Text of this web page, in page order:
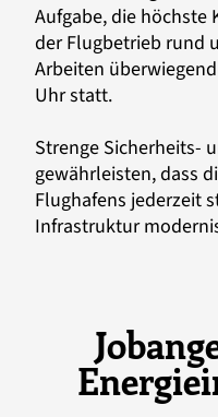
Aufgabe, die höchste
der Flugbetrieb rund
Arbeiten
Uhr statt.
Strenge Sicherheits-
gewährleisten, dass
Flughafens jederzeit
Infrastruktur